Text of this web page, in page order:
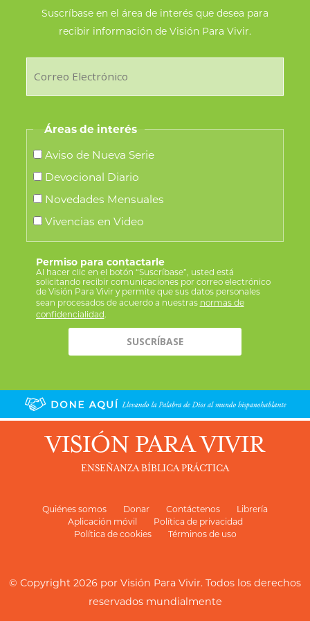
de
producto
Suscríbase en el área de interés que desea para
recibir información de Visión Para Vivir.
Áreas de interés
Aviso de Nueva Serie
Devocional Diario
Novedades Mensuales
Vivencias en Video
Permiso para contactarle
Al hacer clic en el botón “Suscríbase”, usted está
solicitando recibir comunicaciones por correo electrónico
de Visión Para Vivir y permite que sus datos personales
sean procesados de acuerdo a nuestras normas de
confidencialidad.
VISIÓN PARA VIVIR
ENSEÑANZA BÍBLICA PRÁCTICA
Quiénes somos Donar Contáctenos
Librería
Aplicación móvil
Política de privacidad
Política de cookies
Términos de uso
© Copyright 2026 por Visión Para Vivir. Todos los derechos
reservados mundialmente